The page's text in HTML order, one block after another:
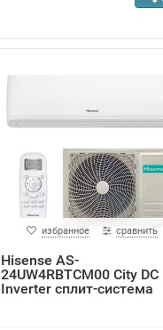
избранное сравнить
Hisense AS-
24UW4RBTCM00 City DC
Inverter сплит-система